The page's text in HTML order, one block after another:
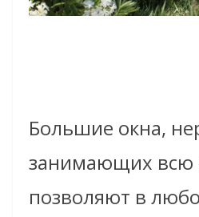
Большие окна,
занимающих всю
позволяют в